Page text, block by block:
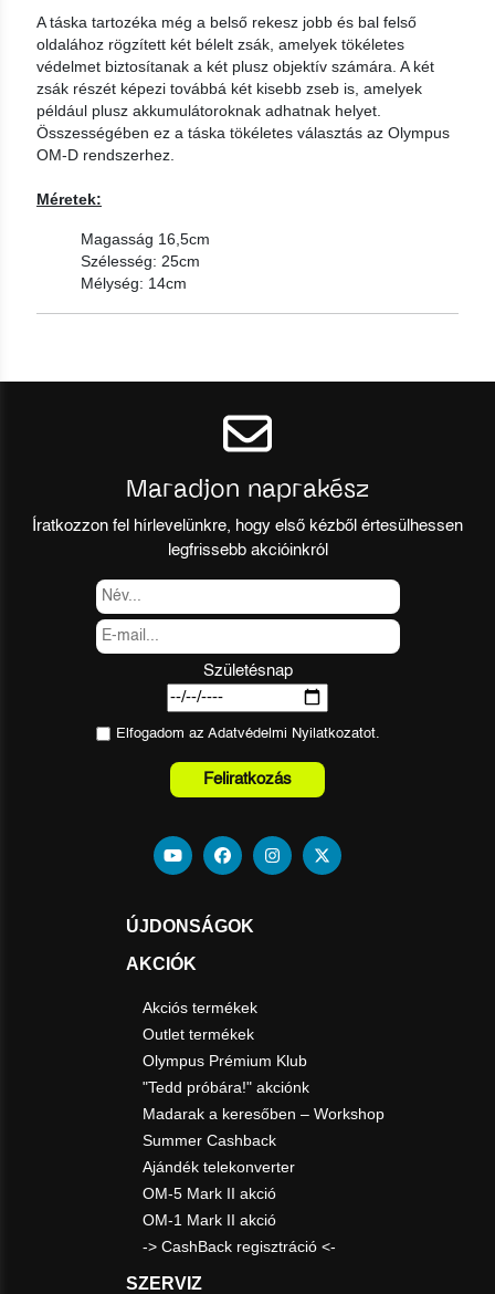
A táska tartozéka még a belső rekesz jobb és bal felső
oldalához rögzített két bélelt zsák, amelyek tökéletes
védelmet biztosítanak a két plusz objektív számára. A két
zsák részét képezi továbbá két kisebb zseb is, amelyek
például plusz akkumulátoroknak adhatnak helyet.
Összességében ez a táska tökéletes választás az Olympus
OM-D rendszerhez.
Méretek:
Magasság 16,5cm
Szélesség: 25cm
Mélység: 14cm
Maradjon naprakész
Íratkozzon fel hírlevelünkre, hogy első kézből értesülhessen
legfrissebb akcióinkról
Születésnap
Elfogadom az Adatvédelmi Nyilatkozatot.
Feliratkozás
ÚJDONSÁGOK
AKCIÓK
Akciós termékek
Outlet termékek
Olympus Prémium Klub
"Tedd próbára!" akciónk
Madarak a keresőben – Workshop
Summer Cashback
Ajándék telekonverter
OM-5 Mark II akció
OM-1 Mark II akció
-> CashBack regisztráció <-
SZERVIZ